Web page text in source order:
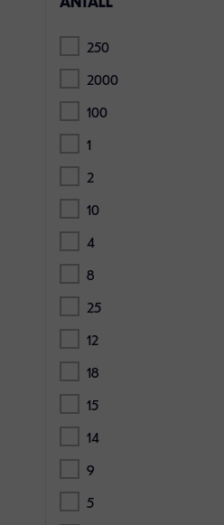
250
2000
100
1
2
10
4
8
25
12
18
15
14
9
5